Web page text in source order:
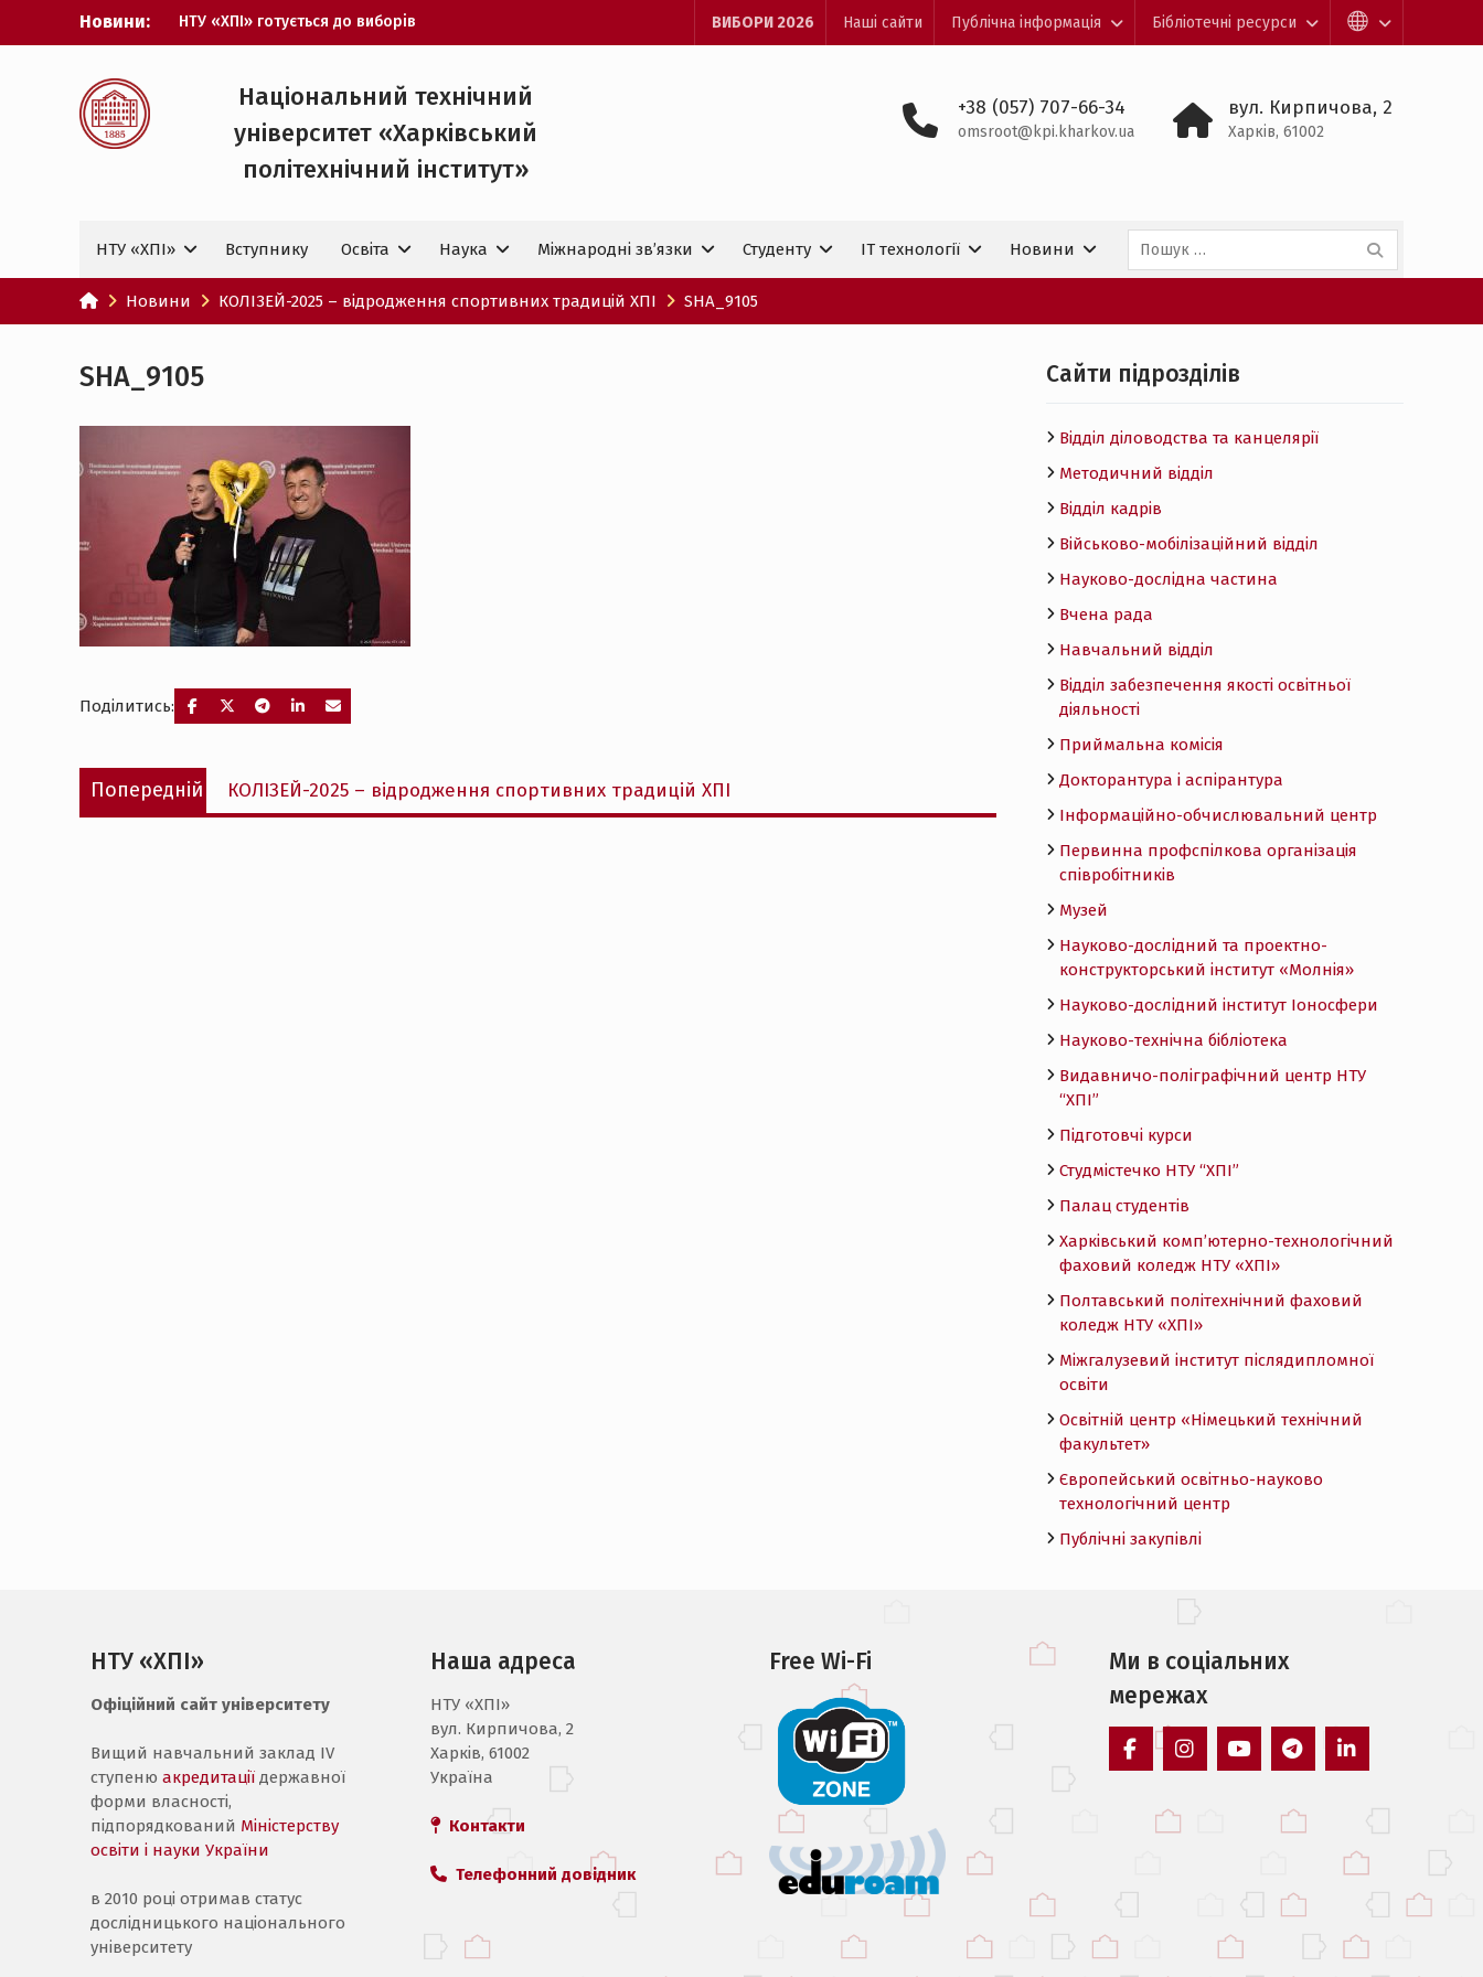
Новини:
НТУ «ХПІ» готується до виборів
ректора
Всеукраїнський фестиваль «Червона
ХПІ уклав угоду про партнерство з
ДержНДІ технологій кібербезпеки
Випускник ХПІ став
У Верховній Раді за участю ХПІ
обговорили перспективи українсько-
іспанського технологічного
партнерства
ВИБОРИ 2026 Наші сайти Публічна інформація Бібліотечні ресурси
Національний технічний
університет «Харківський
політехнічний iнститут»
+38 (057) 707-66-34
omsroot@kpi.kharkov.ua
вул. Кирпичова, 2
Харків, 61002
НТУ «ХПІ» Вступнику Освіта Наука Міжнародні зв’язки Студенту IT технологiї Новини
Пошук:
Новини КОЛІЗЕЙ-2025 – відродження спортивних традицій ХПІ SHA_9105
SHA_9105
Поділитись:
Навігація
записів
Попередній
Попередній
запис:
КОЛІЗЕЙ-2025 – відродження спортивних традицій ХПІ
Cайти підрозділів
Відділ діловодства та канцелярії
Методичний відділ
Відділ кадрів
Військово-мобілізаційний відділ
Науково-дослідна частина
Вчена рада
Навчальний відділ
Відділ забезпечення якості освітньої
діяльності
Приймальна комісія
Докторантура і аспірантура
Інформаційно-обчислювальний центр
Первинна профспілкова організація
співробітників
Музей
Науково-дослідний та проектно-
конструкторський інститут «Молнія»
Науково-дослідний інститут Іоносфери
Науково-технічна бібліотека
Видавничо-поліграфічний центр НТУ
“ХПІ”
Підготовчі курси
Студмістечко НТУ “ХПІ”
Палац студентів
Харківський комп’ютерно-технологічний
фаховий коледж НТУ «ХПI»
Полтавський політехнічний фаховий
коледж НТУ «ХПI»
Міжгалузевий інститут післядипломної
освіти
Освітній центр «Німецький технічний
факультет»
Європейський освітньо-науково
технологічний центр
Публічні закупівлі
НТУ «ХПІ»
Офіційний сайт університету
Вищий навчальний заклад IV
ступеню акредитації державної
форми власності,
підпорядкований Міністерству
освіти і науки України
в 2010 році отримав статус
дослідницького національного
університету
Наша адреса
НТУ «ХПI»
вул. Кирпичова, 2
Харків, 61002
Україна
Контакти
Телефонний довідник
Free Wi-Fi
Ми в соцiальних
мережах